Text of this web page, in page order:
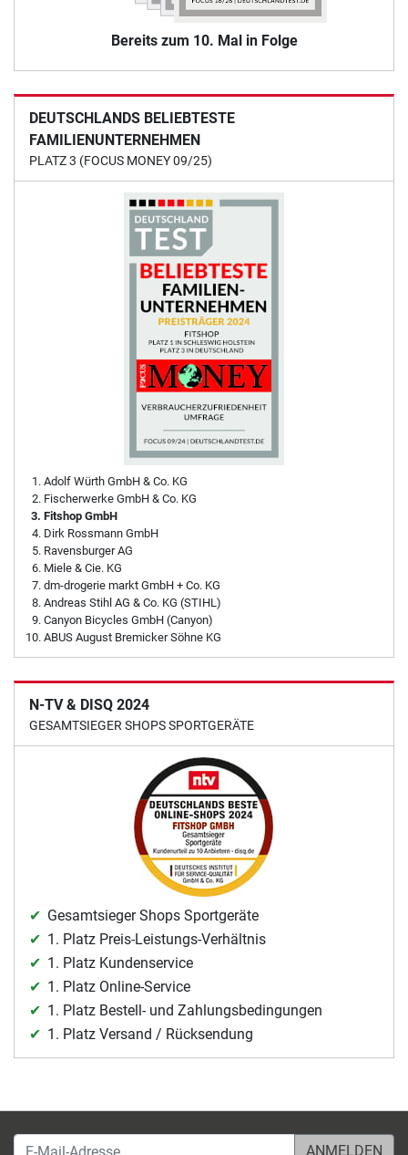
Bereits zum 10. Mal in Folge
DEUTSCHLANDS BELIEBTESTE
FAMILIENUNTERNEHMEN
PLATZ 3 (FOCUS MONEY 09/25)
Adolf Würth GmbH & Co. KG
Fischerwerke GmbH & Co. KG
Fitshop GmbH
Dirk Rossmann GmbH
Ravensburger AG
Miele & Cie. KG
dm-drogerie markt GmbH + Co. KG
Andreas Stihl AG & Co. KG (STIHL)
Canyon Bicycles GmbH (Canyon)
ABUS August Bremicker Söhne KG
N-TV & DISQ 2024
GESAMTSIEGER SHOPS SPORTGERÄTE
Gesamtsieger Shops Sportgeräte
1. Platz Preis-Leistungs-Verhältnis
1. Platz Kundenservice
1. Platz Online-Service
1. Platz Bestell- und Zahlungsbedingungen
1. Platz Versand / Rücksendung
E-Mail-Adresse